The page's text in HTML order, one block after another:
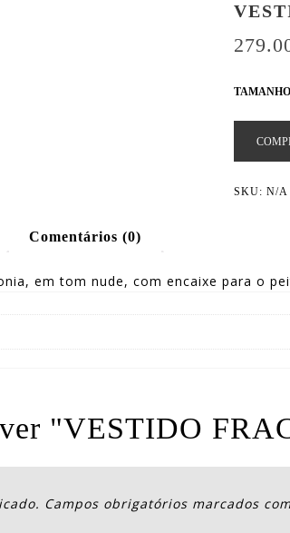
SKU: N/A
Comentários (0)
em tom nude, com encaixe para o
"VESTIDO
Campos obrigatórios marcados